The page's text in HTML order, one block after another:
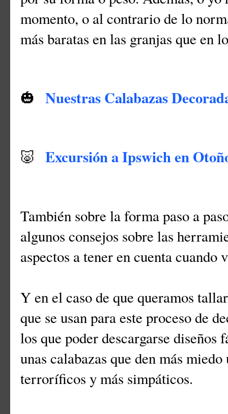
momento, o al contrario de lo
más baratas en las granjas que en
🎃 Nuestras Calabazas
🐷 Excursión a Ipswich en
También sobre la forma paso a
algunos consejos sobre las
aspectos a tener en cuenta cuando
Y en el caso de que queramos
que se usan para este proceso de
los que poder descargarse diseños
unas calabazas que den más
terroríficos y más simpáticos.